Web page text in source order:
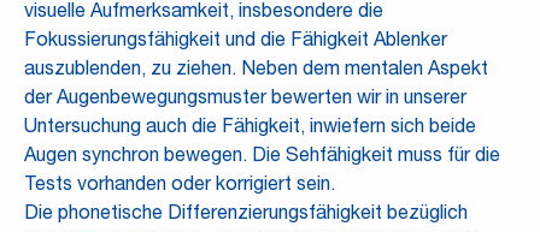
visuelle Aufmerksamkeit, insbesondere die
Fokussierungsfähigkeit und die Fähigkeit Ablenker
auszublenden, zu ziehen. Neben dem mentalen Aspekt
der Augenbewegungsmuster bewerten wir in unserer
Untersuchung auch die Fähigkeit, inwiefern sich beide
Augen synchron bewegen. Die Sehfähigkeit muss für die
Tests vorhanden oder korrigiert sein.
Die phonetische Differenzierungsfähigkeit bezüglich